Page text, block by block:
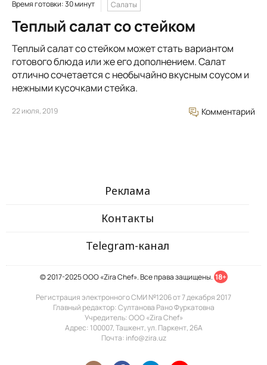
Время готовки: 30 минут Салаты
Теплый салат со стейком
Теплый салат со стейком может стать вариантом
готового блюда или же его дополнением. Салат
отлично сочетается с необычайно вкусным соусом и
нежными кусочками стейка.
22 июля, 2019 Комментарий
Реклама
Контакты
Telegram-канал
© 2017-2025 ООО «Zira Chef». Все права защищены. 18+
Регистрация электронного СМИ №1206 от 7 декабря 2017
Главный редактор: Султанова Рано Фуркатовна
Учредитель: ООО «Zira Chef»
Адрес: 100007, Ташкент, ул. Паркент, 26А
Почта: info@zira.uz